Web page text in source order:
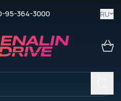
95-364-3000 RU